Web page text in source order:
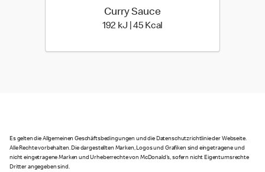
Curry Sauce
192 kJ | 45 Kcal
Es gelten die Allgemeinen Geschäftsbedingungen und die Datenschutzrichtlinie der Webseite.
Alle Rechte vorbehalten. Die dargestellten Marken, Logos und Grafiken sind eingetragene und
nicht eingetragene Marken und Urheberrechte von McDonald's, sofern nicht Eigentumsrechte
Dritter angegeben sind.